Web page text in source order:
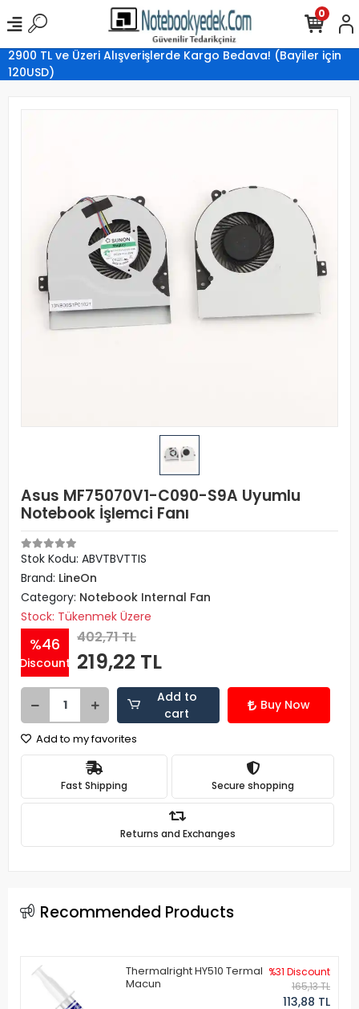
2900 TL ve Üzeri Alışverişlerde Kargo Bedava! (Bayiler için
120USD)
0
Asus MF75070V1-C090-S9A Uyumlu
Notebook İşlemci Fanı
Stok Kodu: ABVTBVTTIS
Brand: LineOn
Category: Notebook Internal Fan
Stock: Tükenmek Üzere
%46
Discount
402,71 TL
219,22 TL
Add to
cart
Buy Now
Add to my favorites
Fast Shipping Secure shopping
Returns and Exchanges
Recommended Products
Thermalright HY510 Termal
Macun
%31 Discount
165,13 TL
113,88 TL